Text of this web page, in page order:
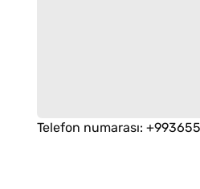
Telefon numarası: